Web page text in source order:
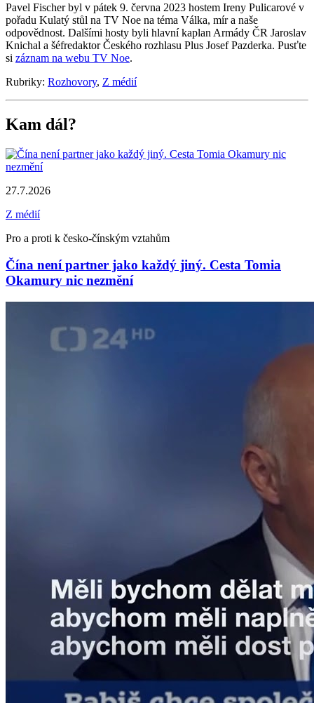
Pavel Fischer byl v pátek 9. června 2023 hostem Ireny Pulicarové v
pořadu Kulatý stůl na TV Noe na téma Válka, mír a naše
odpovědnost. Dalšími hosty byli hlavní kaplan Armády ČR Jaroslav
Knichal a šéfredaktor Českého rozhlasu Plus Josef Pazderka. Pusťte
si záznam na webu TV Noe.
Rubriky: Rozhovory, Z médií
Kam dál?
27.7.2026
Z médií
Pro a proti k česko-čínským vztahům
Čína není partner jako každý jiný. Cesta Tomia
Okamury nic nezmění